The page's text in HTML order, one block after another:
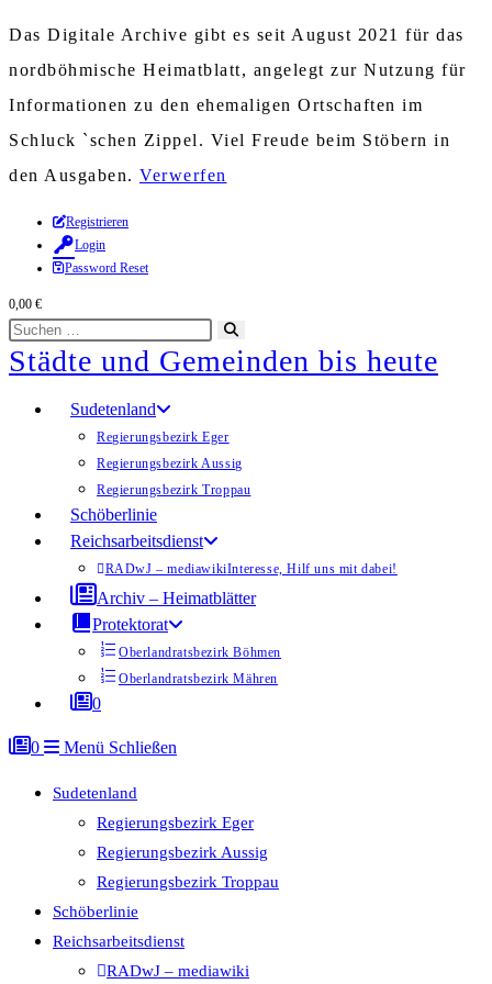
Das Digitale Archive gibt es seit August 2021 für das
nordböhmische Heimatblatt, angelegt zur Nutzung für
Informationen zu den ehemaligen Ortschaften im
Schluck `schen Zippel. Viel Freude beim Stöbern in
den Ausgaben. Verwerfen
Zum
Inhalt
springen
Registrieren
Login
Password Reset
0,00 €
Diese
Website
durchsuchen
starten
Städte und Gemeinden bis heute
Sudetenland
Regierungsbezirk Eger
Regierungsbezirk Aussig
Regierungsbezirk Troppau
Schöberlinie
Reichsarbeitsdienst
RADwJ – mediawikiInteresse, Hilf uns mit dabei!
Archiv – Heimatblätter
Protektorat
Oberlandratsbezirk Böhmen
Oberlandratsbezirk Mähren
0
0 Menü Schließen
Sudetenland
Regierungsbezirk Eger
Regierungsbezirk Aussig
Regierungsbezirk Troppau
Schöberlinie
Reichsarbeitsdienst
RADwJ – mediawiki